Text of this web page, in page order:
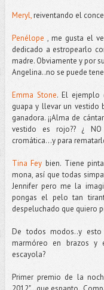
Meryl,reiventando el
Penélope , me gusta el
dedicado a estropearlo
madre. Obviamente y por
Angelina..no se puede
Emma Stone. El ejemplo
guapa y llevar un vestido
ganadora. ¡¡Alma de
vestido es rojo?? ¿
cromática...y para
Tina Fey bien. Tiene
mona, así que todas
Jennifer pero me la
pongas el pelo tan
despeluchado que quiero
De todos modos..y
marmóreo en brazos y
escayola?
Primer premio de la